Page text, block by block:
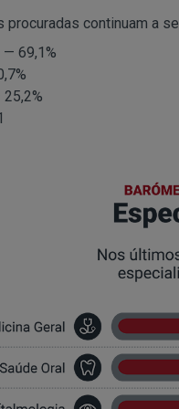
continuam a
— 69,1%